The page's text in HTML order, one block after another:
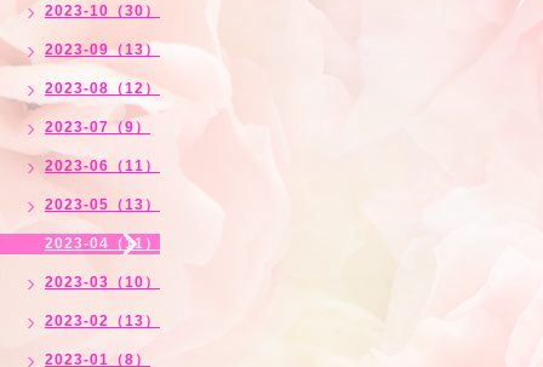
2023-10（30）
2023-09（13）
2023-08（12）
2023-07（9）
2023-06（11）
2023-05（13）
2023-04（11）
2023-03（10）
2023-02（13）
2023-01（8）